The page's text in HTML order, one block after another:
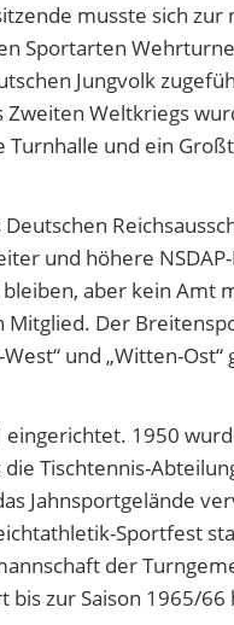
musste sich zur
Sportarten
Jungvolk
Weltkriegs
und ein
und höhere
aber kein Amt
Der
und „Witten-Ost“
1950
Tischtennis-
Jahnsportgelände
Sportfest
der
bis zur Saison 1965/66